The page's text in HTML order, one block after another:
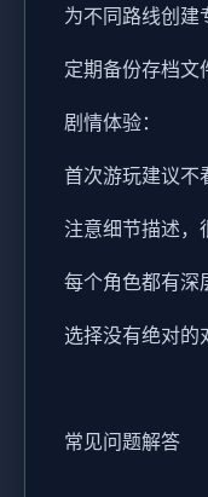
为不同路线创建
定期备份存档文
剧情体验：
首次游玩建议不
注意细节描述，
每个角色都有深
选择没有绝对的
常见问题解答